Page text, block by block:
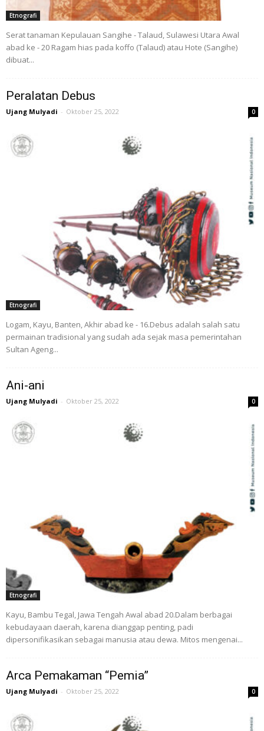
Etnografi
Serat tanaman Kepulauan Sangihe - Talaud, Sulawesi Utara Awal
abad ke - 20 Ragam hias pada koffo (Talaud) atau Hote (Sangihe)
dibuat...
Peralatan Debus
Ujang Mulyadi - Oktober 25, 2022 0
Etnografi
Logam, Kayu, Banten, Akhir abad ke - 16.Debus adalah salah satu
permainan tradisional yang sudah ada sejak masa pemerintahan
Sultan Ageng...
Ani-ani
Ujang Mulyadi - Oktober 25, 2022 0
Etnografi
Kayu, Bambu Tegal, Jawa Tengah Awal abad 20.Dalam berbagai
kebudayaan daerah, karena dianggap penting, padi
dipersonifikasikan sebagai manusia atau dewa. Mitos mengenai...
Arca Pemakaman “Pemia”
Ujang Mulyadi - Oktober 25, 2022 0